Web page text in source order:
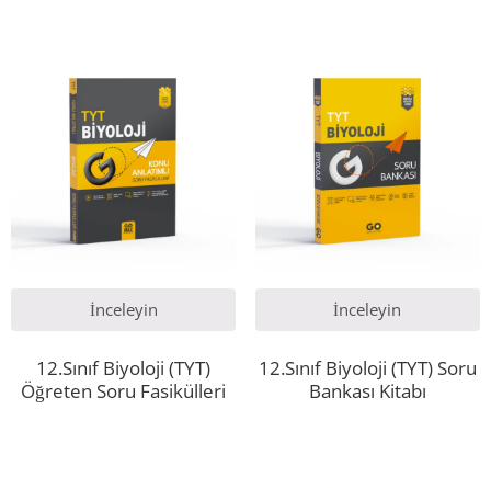
İnceleyin
12.Sınıf Biyoloji (TYT)
Öğreten Soru Fasikülleri
İnceleyin
12.Sınıf Biyoloji (TYT) Soru
Bankası Kitabı